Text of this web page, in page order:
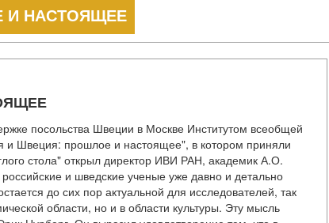
И НАСТОЯЩЕЕ
посольства Швеции в Москве Институтом всеобщей
и Швеция: прошлое и настоящее", в котором приняли
стола" открыл директор ИВИ РАН, академик А.О.
и шведские ученые уже давно и детально
до сих пор актуальной для исследователей, так
области, но и в области культуры. Эту мысль